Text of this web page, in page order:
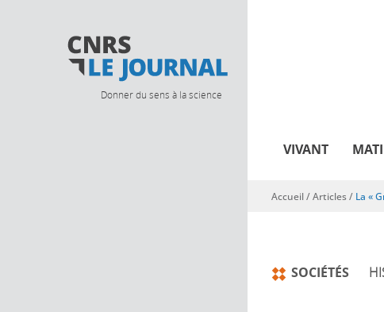
Donner du sens à la science
VIVANT
Vous êtes ici
Accueil/Articles/ La «
SOCIÉTÉS